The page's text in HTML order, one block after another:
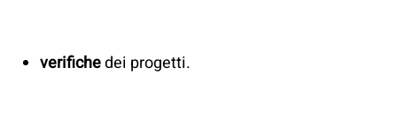
verifichedei progetti.